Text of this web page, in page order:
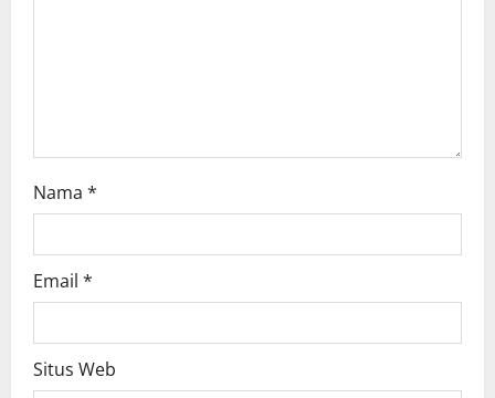
Nama *
Email *
Situs Web